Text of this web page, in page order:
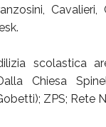
Cavalieri,
scolastica
Chiesa
ZPS; Rete